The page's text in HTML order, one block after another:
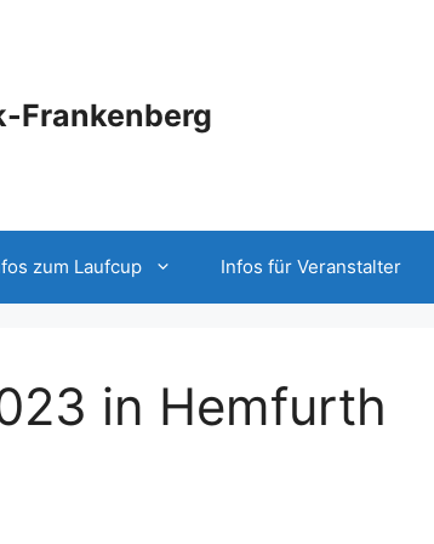
Frankenberg
zum Laufcup Infos für Veranstalter
in Hemfurth